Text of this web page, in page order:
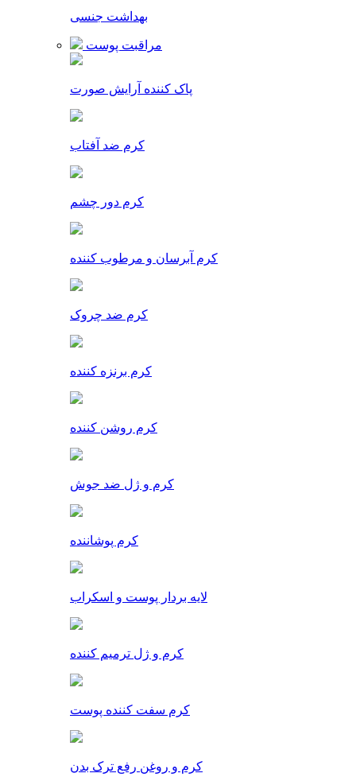
بهداشت جنسی
مراقبت پوست
پاک کننده آرایش صورت
کرم ضد آفتاب
کرم دور چشم
کرم آبرسان و مرطوب کننده
کرم ضد چروک
کرم برنزه کننده
کرم روشن کننده
کرم و ژل ضد جوش
کرم پوشاننده
لایه بردار پوست و اسکراب
کرم و ژل ترمیم کننده
کرم سفت کننده پوست
کرم و روغن رفع ترک بدن